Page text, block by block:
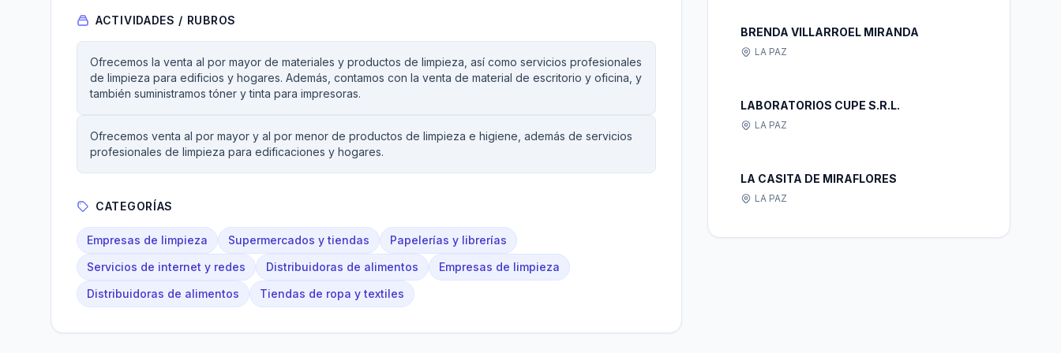
ACTIVIDADES / RUBROS
Ofrecemos la venta al por mayor de materiales y productos de limpieza, así como servicios profesionales
de limpieza para edificios y hogares. Además, contamos con la venta de material de escritorio y oficina, y
también suministramos tóner y tinta para impresoras.
Ofrecemos venta al por mayor y al por menor de productos de limpieza e higiene, además de servicios
profesionales de limpieza para edificaciones y hogares.
CATEGORÍAS
Empresas de limpieza Supermercados y tiendas
Papelerías y librerías
Servicios de internet y redes
Distribuidoras de alimentos
Empresas de limpieza
Distribuidoras de alimentos
Tiendas de ropa y textiles
BRENDA VILLARROEL MIRANDA
LA PAZ
LABORATORIOS CUPE S.R.L.
LA PAZ
LA CASITA DE MIRAFLORES
LA PAZ